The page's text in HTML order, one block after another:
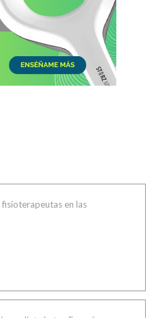
fisioterapeutas en las